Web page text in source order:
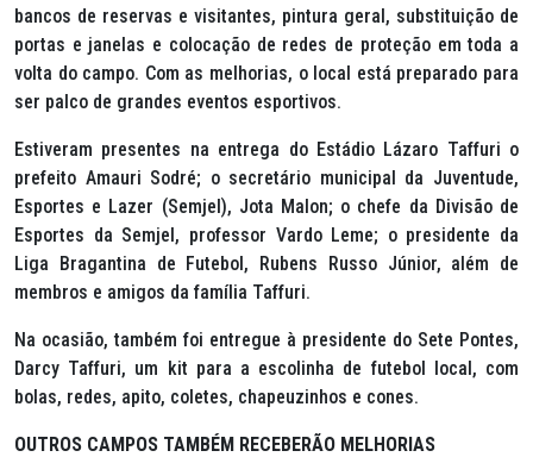
bancos de reservas e visitantes, pintura geral, substituição de
portas e janelas e colocação de redes de proteção em toda a
volta do campo. Com as melhorias, o local está preparado para
ser palco de grandes eventos esportivos.
Estiveram presentes na entrega do Estádio Lázaro Taffuri o
prefeito Amauri Sodré; o secretário municipal da Juventude,
Esportes e Lazer (Semjel), Jota Malon; o chefe da Divisão de
Esportes da Semjel, professor Vardo Leme; o presidente da
Liga Bragantina de Futebol, Rubens Russo Júnior, além de
membros e amigos da família Taffuri.
Na ocasião, também foi entregue à presidente do Sete Pontes,
Darcy Taffuri, um kit para a escolinha de futebol local, com
bolas, redes, apito, coletes, chapeuzinhos e cones.
OUTROS CAMPOS TAMBÉM RECEBERÃO MELHORIAS